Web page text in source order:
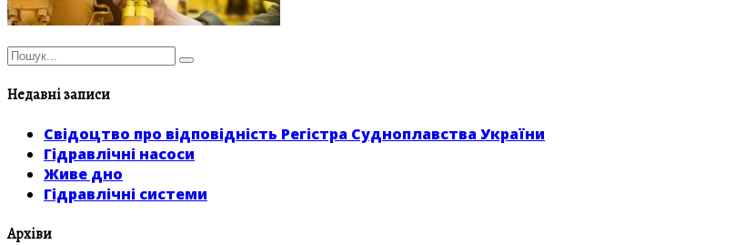
Недавні записи
Свідоцтво про відповідність Регістра Судноплавства України
Гідравлічні насоси
Живе дно
Гідравлічні системи
Архіви